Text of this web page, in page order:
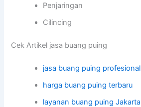
Penjaringan
Cilincing
Cek Artikel jasa buang puing
jasa buang puing profesional
harga buang puing terbaru
layanan buang puing Jakarta